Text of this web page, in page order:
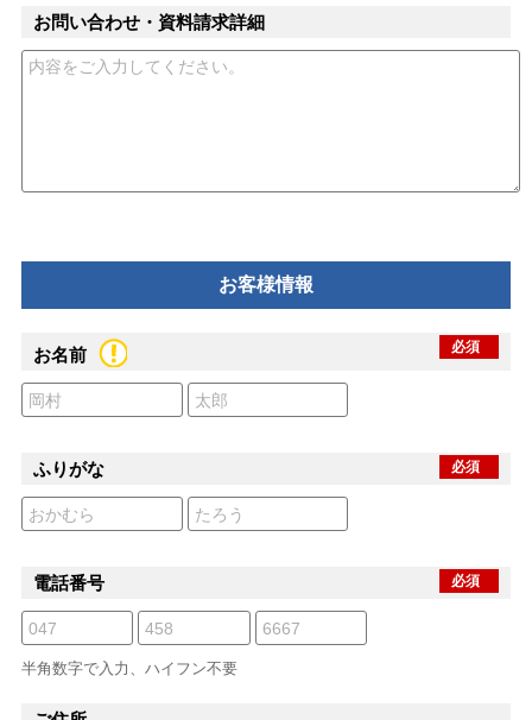
お問い合わせ・資料請求詳細
お客様情報
お名前 必須
ふりがな 必須
電話番号 必須
半角数字で入力、ハイフン不要